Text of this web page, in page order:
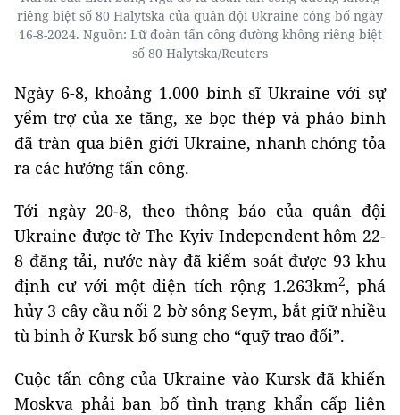
riêng biệt số 80 Halytska của quân đội Ukraine công bố ngày
16-8-2024. Nguồn: Lữ đoàn tấn công đường không riêng biệt
số 80 Halytska/Reuters
Ngày 6-8, khoảng 1.000 binh sĩ Ukraine với sự
yểm trợ của xe tăng, xe bọc thép và pháo binh
đã tràn qua biên giới Ukraine, nhanh chóng tỏa
ra các hướng tấn công.
Tới ngày 20-8, theo thông báo của quân đội
Ukraine được tờ The Kyiv Independent hôm 22-
8 đăng tải, nước này đã kiểm soát được 93 khu
định cư với một diện tích rộng 1.263km2, phá
hủy 3 cây cầu nối 2 bờ sông Seym, bắt giữ nhiều
tù binh ở Kursk bổ sung cho “quỹ trao đổi”.
Cuộc tấn công của Ukraine vào Kursk đã khiến
Moskva phải ban bố tình trạng khẩn cấp liên